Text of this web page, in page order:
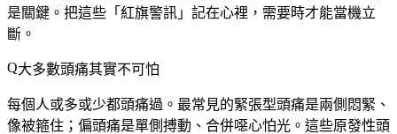
是關鍵。把這些「紅旗警訊」記在心裡，需要時才能當機立
斷。
大多數頭痛其實不可怕
每個人或多或少都頭痛過。最常見的緊張型頭痛是兩側悶緊、
像被箍住；偏頭痛是單側搏動、合併噁心怕光。這些原發性頭